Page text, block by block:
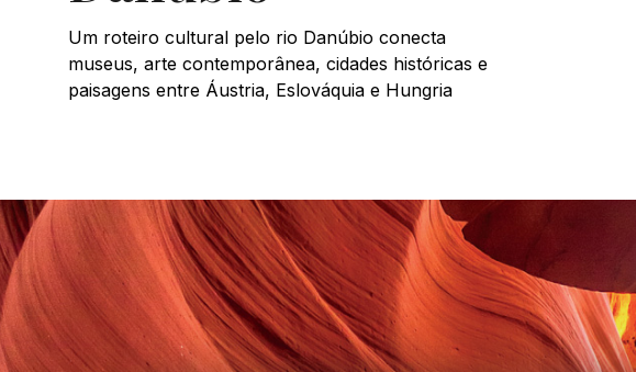
Um roteiro cultural pelo rio Danúbio conecta
museus, arte contemporânea, cidades históricas e
paisagens entre Áustria, Eslováquia e Hungria